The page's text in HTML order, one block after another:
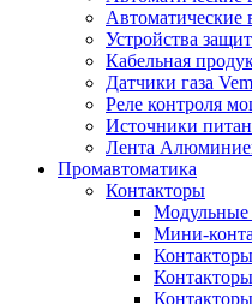
Автоматические
Устройства
Кабельная
Датчики газа
Реле контроля
Источники
Лента
Промавтоматика
Контакторы
Модульные
Мини-